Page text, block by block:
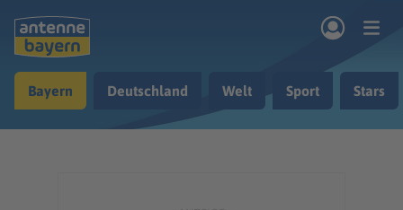
Musik & Radio
Bayern Deutschland Welt Sport Stars